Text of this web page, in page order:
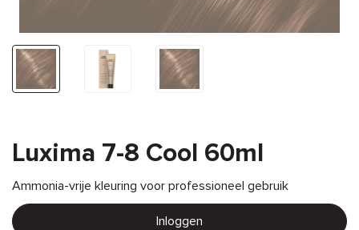
Luxima 7-8 Cool 60ml
Ammonia-vrije kleuring voor professioneel gebruik
Inloggen